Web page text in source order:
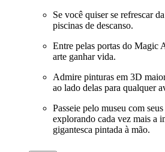
Se você quiser se refrescar
piscinas de descanso.
Entre pelas portas do Magic
arte ganhar vida.
Admire pinturas em 3D
ao lado delas para qualquer
Passeie pelo museu com
explorando cada vez mais a
gigantesca pintada à mão.